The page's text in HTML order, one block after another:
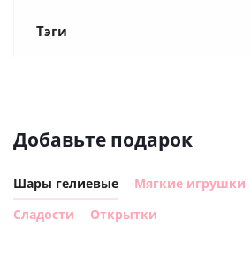
Тэги
Добавьте подарок
Шары гелиевые Мягкие игрушки
Сладости
Открытки